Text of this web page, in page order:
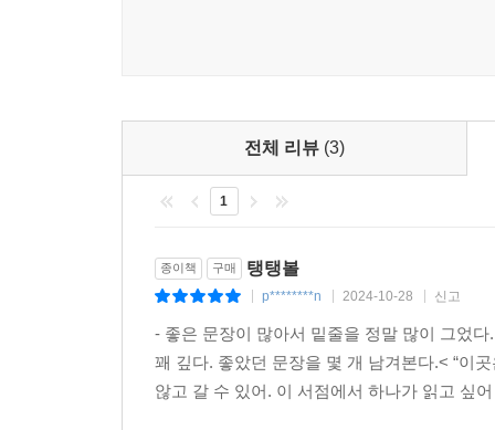
동우는 어려운 가정환경에 억눌려 자기 자신을
행복까지도 ‘나’를 비껴가 버렸다. 그런 동우에
도서관에서 마주쳐도 모른 척하는 사람은 동우
어려운 문제를 풀어 보고 싶다.
『탱탱볼』은 나 자신으로 살아가기가 버거운
넘어 고유한 나 자신은 누구인지 치열하게 묻는
땅으로 던져도 하늘로 솟아오르는 탱탱볼처럼, 결
그런 아이들을 가만히 지켜봐 주는 믿음직한 시선
전체 리뷰 (3)
1
종이책 구매 탱탱볼
p********n 2024-10-28 신고
- 좋은 문장이 많아서 밑줄을 정말 많이 그었
꽤 깊다. 좋았던 문장을 몇 개 남겨본다.< “이
않고 갈 수 있어. 이 서점에서 하나가 읽고 싶